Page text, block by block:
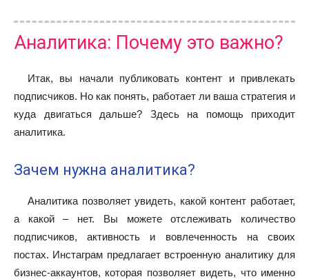
Аналитика: Почему это важно?
Итак, вы начали публиковать контент и привлекать
подписчиков. Но как понять, работает ли ваша стратегия и
куда двигаться дальше? Здесь на помощь приходит
аналитика.
Зачем нужна аналитика?
Аналитика позволяет увидеть, какой контент работает,
а какой – нет. Вы можете отслеживать количество
подписчиков, активность и вовлеченность на своих
постах. Инстаграм предлагает встроенную аналитику для
бизнес-аккаунтов, которая позволяет видеть, что именно